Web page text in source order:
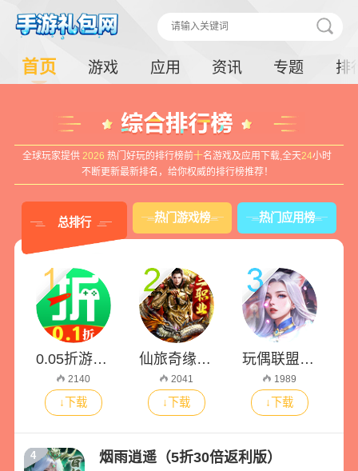
首页 游戏 应用 资讯 专题 排
全球玩家提供 2026热门好玩的排行榜前十名游戏及应用下载,全天24小时
不断更新最新排名，给你权威的排行榜推荐！
总排行 热门游戏榜 热门应用榜
0.05折游戏盒（0.1折扣版)
2140
↓下载
仙旅奇缘（经典传奇三职业）
2041
↓下载
玩偶联盟（0.05折开局领SR侍神）
1989
↓下载
4 烟雨逍遥（5折30倍返利版）